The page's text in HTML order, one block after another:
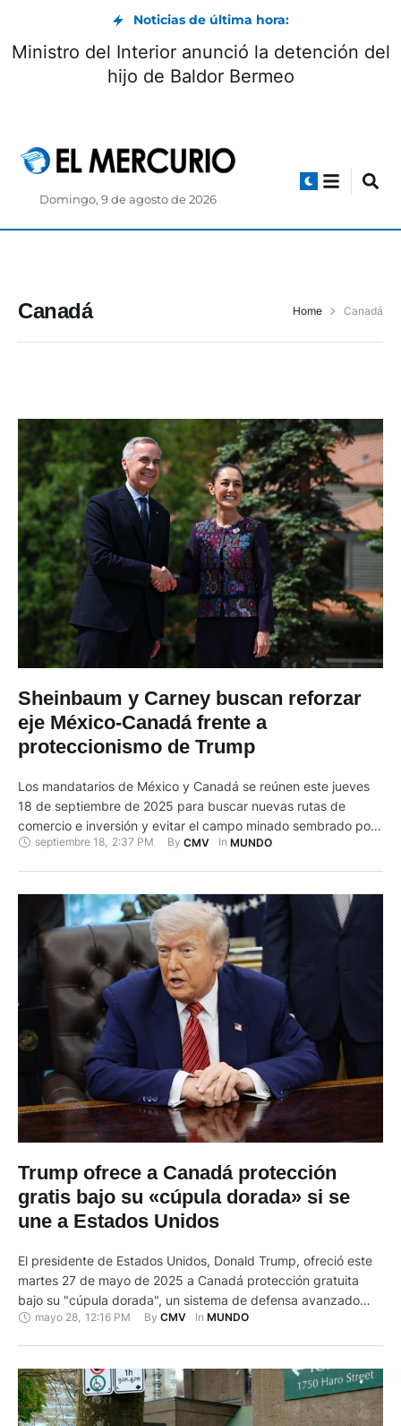
Noticias de última hora:
Ministro del Interior anunció la detención del
hijo de Baldor Bermeo
Domingo, 9 de agosto de 2026
Canadá Home Canadá
Sheinbaum y Carney buscan reforzar
eje México-Canadá frente a
proteccionismo de Trump
Los mandatarios de México y Canadá se reúnen este jueves
18 de septiembre de 2025 para buscar nuevas rutas de
comercio e inversión y evitar el campo minado sembrado por
Donald Trump, cuyas políticas proteccionistas amenazan con
presidenta …
septiembre 18, 2:37 PM By CMV In MUNDO
Trump ofrece a Canadá protección
gratis bajo su «cúpula dorada» si se
une a Estados Unidos
El presidente de Estados Unidos, Donald Trump, ofreció este
martes 27 de mayo de 2025 a Canadá protección gratuita
bajo su "cúpula dorada", un sistema de defensa avanzado
que planea tener listo en 2029, si se une a Estados Unidos
mayo 28 12:16 PM By CMV In MUNDO